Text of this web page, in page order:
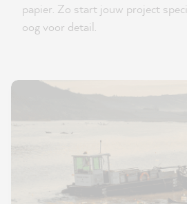
papier. Zo start jouw project
oog voor detail.